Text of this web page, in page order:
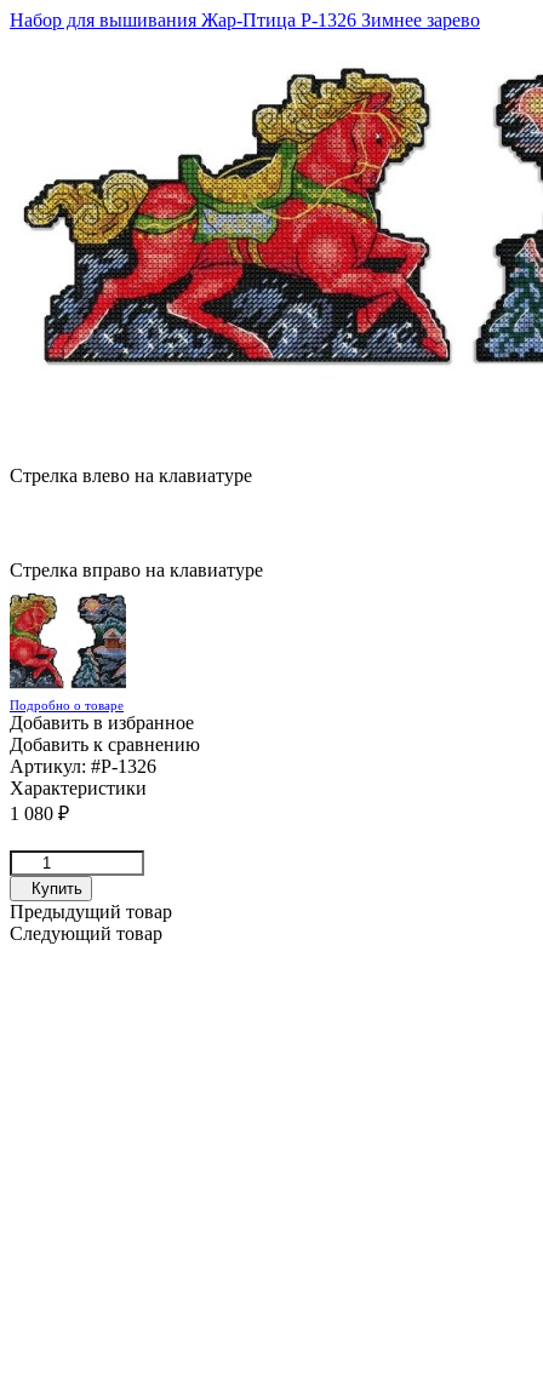
Набор для вышивания Жар-Птица Р-1326 Зимнее зарево
Стрелка влево на клавиатуре
Стрелка вправо на клавиатуре
Подробно о товаре
Добавить в избранное
Добавить к сравнению
Артикул: #Р-1326
Характеристики
1 080 ₽
Купить
Предыдущий товар
Следующий товар